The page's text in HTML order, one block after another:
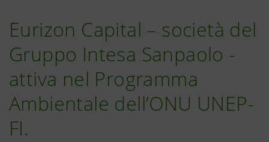
Eurizon Capital – società del
Gruppo Intesa Sanpaolo -
attiva nel Programma
Ambientale dell’ONU UNEP-
FI.